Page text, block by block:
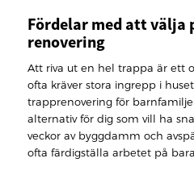
Fördelar med att välja
renovering
Att riva ut en hel trappa är ett
ofta kräver stora ingrepp i
trapprenovering för
alternativ för dig som vill ha
veckor av byggdamm och
ofta färdigställa arbetet på